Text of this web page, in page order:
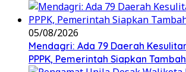
05/08/2026
Mendagri: Ada 79 Daerah
PPPK, Pemerintah Siapkan